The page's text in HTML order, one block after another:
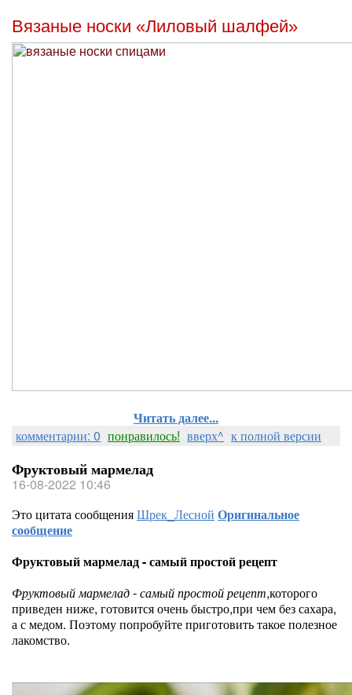
Вязаные носки «Лиловый шалфей»
Читать далее...
комментарии: 0 понравилось! вверх^ к полной версии
Фруктовый мармелад
16-08-2022 10:46
Это цитата сообщенияШрек_Лесной Оригинальное
сообщение
Фруктовый мармелад - самый простой рецепт
Фруктовый мармелад - самый простой рецепт,которого
приведен ниже, готовится очень быстро,при чем без сахара,
а с медом. Поэтому попробуйте приготовить такое полезное
лакомство.